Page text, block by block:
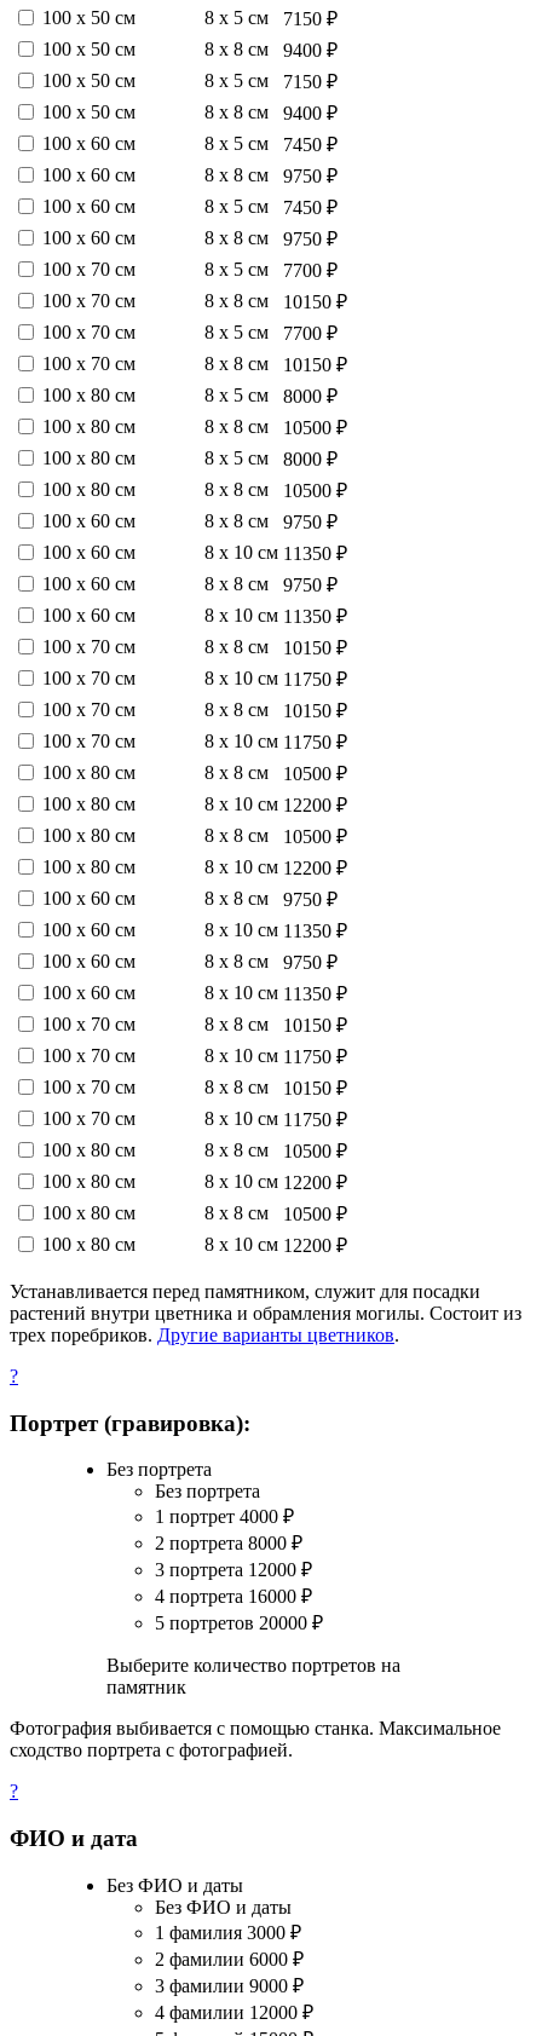
100 х 50 см
8 х 5 см
7150 ₽
100 х 50 см
8 х 8 см
9400 ₽
100 х 50 см
8 х 5 см
7150 ₽
100 х 50 см
8 х 8 см
9400 ₽
100 х 60 см
8 х 5 см
7450 ₽
100 х 60 см
8 х 8 см
9750 ₽
100 х 60 см
8 х 5 см
7450 ₽
100 х 60 см
8 х 8 см
9750 ₽
100 х 70 см
8 х 5 см
7700 ₽
100 х 70 см
8 х 8 см
10150 ₽
100 х 70 см
8 х 5 см
7700 ₽
100 х 70 см
8 х 8 см
10150 ₽
100 х 80 см
8 х 5 см
8000 ₽
100 х 80 см
8 х 8 см
10500 ₽
100 х 80 см
8 х 5 см
8000 ₽
100 х 80 см
8 х 8 см
10500 ₽
100 х 60 см
8 х 8 см
9750 ₽
100 х 60 см
8 х 10 см 11350 ₽
100 х 60 см
8 х 8 см
9750 ₽
100 х 60 см
8 х 10 см 11350 ₽
100 х 70 см
8 х 8 см
10150 ₽
100 х 70 см
8 х 10 см 11750 ₽
100 х 70 см
8 х 8 см
10150 ₽
100 х 70 см
8 х 10 см 11750 ₽
100 х 80 см
8 х 8 см
10500 ₽
100 х 80 см
8 х 10 см 12200 ₽
100 х 80 см
8 х 8 см
10500 ₽
100 х 80 см
8 х 10 см 12200 ₽
100 х 60 см
8 х 8 см
9750 ₽
100 х 60 см
8 х 10 см 11350 ₽
100 х 60 см
8 х 8 см
9750 ₽
100 х 60 см
8 х 10 см 11350 ₽
100 х 70 см
8 х 8 см
10150 ₽
100 х 70 см
8 х 10 см 11750 ₽
100 х 70 см
8 х 8 см
10150 ₽
100 х 70 см
8 х 10 см 11750 ₽
100 х 80 см
8 х 8 см
10500 ₽
100 х 80 см
8 х 10 см 12200 ₽
100 х 80 см
8 х 8 см
10500 ₽
100 х 80 см
8 х 10 см 12200 ₽
Устанавливается перед памятником, служит для посадки
растений внутри цветника и обрамления могилы. Состоит из
трех поребриков. Другие варианты цветников.
?
Портрет (гравировка):
Без портрета
Без портрета
1 портрет 4000 ₽
2 портрета 8000 ₽
3 портрета 12000 ₽
4 портрета 16000 ₽
5 портретов 20000 ₽
Выберите количество портретов на
памятник
Фотография выбивается с помощью станка. Максимальное
сходство портрета с фотографией.
?
ФИО и дата
Без ФИО и даты
Без ФИО и даты
1 фамилия 3000 ₽
2 фамилии 6000 ₽
3 фамилии 9000 ₽
4 фамилии 12000 ₽